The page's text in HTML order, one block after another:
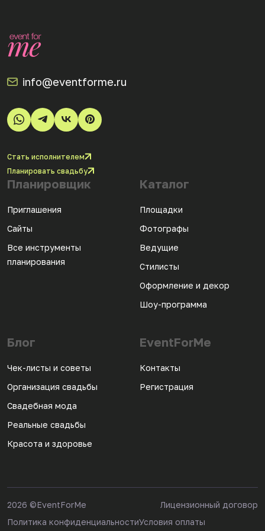
info@eventforme.ru
Стать исполнителем
Планировать свадьбу
Планировщик
Приглашения
Сайты
Все инструменты
планирования
Каталог
Площадки
Фотографы
Ведущие
Стилисты
Оформление и декор
Шоу-программа
Блог
Чек-листы и советы
Организация свадьбы
Свадебная мода
Реальные свадьбы
Красота и здоровье
EventForMe
Контакты
Регистрация
2026 ©EventForMe
Лицензионный договор
Политика конфиденциальностиУсловия оплаты